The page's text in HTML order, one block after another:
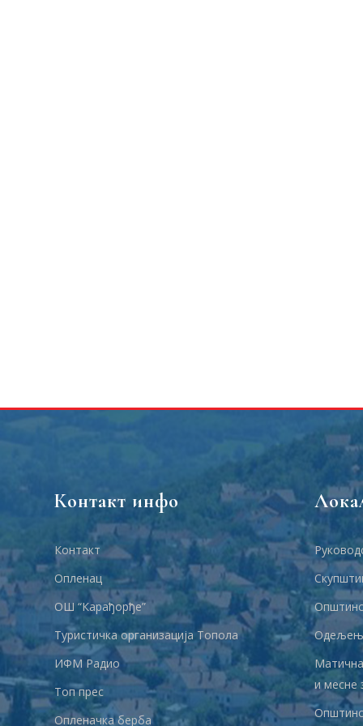
Контакт инфо
Контакт
Опленац
ОШ “Карађорђе”
Туристичка организација Топола
ИФМ Радио
Топ прес
Опленачка берба
и месне